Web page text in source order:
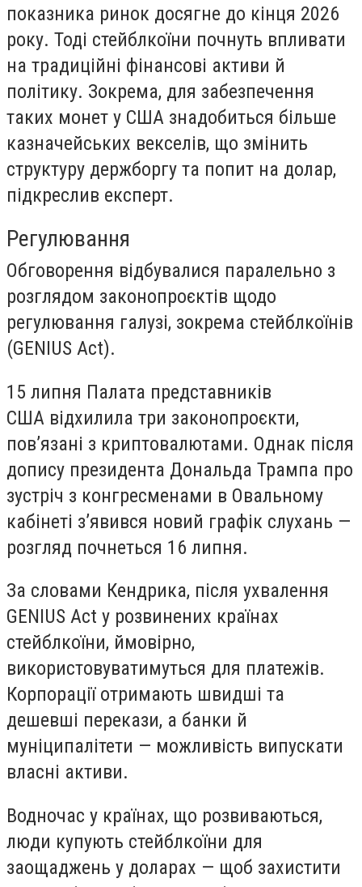
показника ринок досягне до кінця 2026
року. Тоді стейблкоїни почнуть впливати
на традиційні фінансові активи й
політику. Зокрема, для забезпечення
таких монет у США знадобиться більше
казначейських векселів, що змінить
структуру держборгу та попит на долар,
підкреслив експерт.
Регулювання
Обговорення відбувалися паралельно з
розглядом законопроєктів щодо
регулювання галузі, зокрема стейблкоїнів
(GENIUS Act).
15 липня Палата представників
США відхилила три законопроєкти,
пов’язані з криптовалютами. Однак після
допису президента Дональда Трампа про
зустріч з конгресменами в Овальному
кабінеті з’явився новий графік слухань —
розгляд почнеться 16 липня.
За словами Кендрика, після ухвалення
GENIUS Act у розвинених країнах
стейблкоїни, ймовірно,
використовуватимуться для платежів.
Корпорації отримають швидші та
дешевші перекази, а банки й
муніципалітети — можливість випускати
власні активи.
Водночас у країнах, що розвиваються,
люди купують стейблкоїни для
заощаджень у доларах — щоб захистити